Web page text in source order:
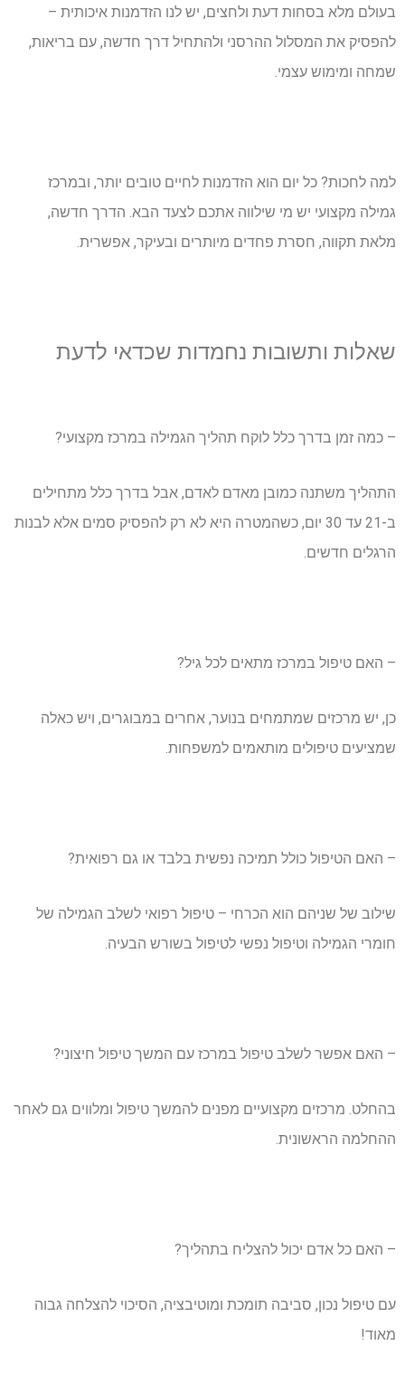
בעולם מלא בסחות דעת ולחצים, יש לנו הזדמנות איכותית –
להפסיק את המסלול ההרסני ולהתחיל דרך חדשה, עם בריאות,
שמחה ומימוש עצמי.
למה לחכות? כל יום הוא הזדמנות לחיים טובים יותר, ובמרכז
גמילה מקצועי יש מי שילווה אתכם לצעד הבא. הדרך חדשה,
מלאת תקווה, חסרת פחדים מיותרים ובעיקר, אפשרית.
שאלות ותשובות נחמדות שכדאי לדעת
– כמה זמן בדרך כלל לוקח תהליך הגמילה במרכז מקצועי?
התהליך משתנה כמובן מאדם לאדם, אבל בדרך כלל מתחילים
ב-21 עד 30 יום, כשהמטרה היא לא רק להפסיק סמים אלא לבנות
הרגלים חדשים.
– האם טיפול במרכז מתאים לכל גיל?
כן, יש מרכזים שמתמחים בנוער, אחרים במבוגרים, ויש כאלה
שמציעים טיפולים מותאמים למשפחות.
– האם הטיפול כולל תמיכה נפשית בלבד או גם רפואית?
שילוב של שניהם הוא הכרחי – טיפול רפואי לשלב הגמילה של
חומרי הגמילה וטיפול נפשי לטיפול בשורש הבעיה.
– האם אפשר לשלב טיפול במרכז עם המשך טיפול חיצוני?
בהחלט. מרכזים מקצועיים מפנים להמשך טיפול ומלווים גם לאחר
ההחלמה הראשונית.
– האם כל אדם יכול להצליח בתהליך?
עם טיפול נכון, סביבה תומכת ומוטיבציה, הסיכוי להצלחה גבוה
מאוד!